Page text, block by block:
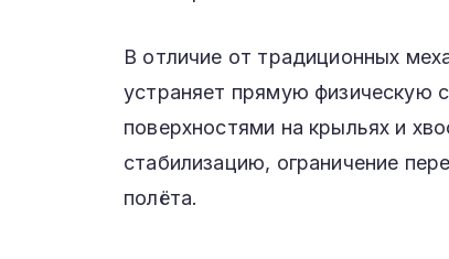
В отличие от традиционных
устраняет прямую физическую
поверхностями на крыльях и
стабилизацию, ограничение
полёта.